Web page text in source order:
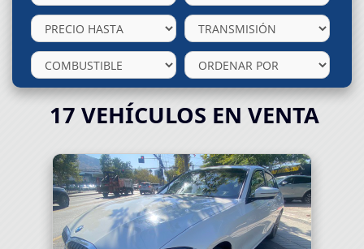
17 VEHÍCULOS EN VENTA